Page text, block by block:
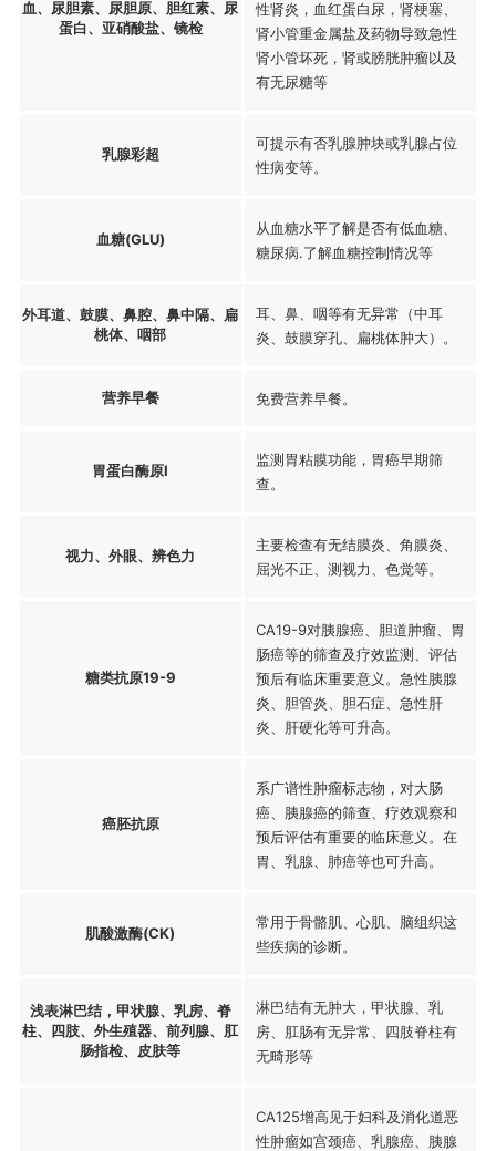
血、尿胆素、尿胆原、胆红素、尿
蛋白、亚硝酸盐、镜检
性肾炎，血红蛋白尿，肾梗塞、
肾小管重金属盐及药物导致急性
肾小管坏死，肾或膀胱肿瘤以及
有无尿糖等
乳腺彩超
可提示有否乳腺肿块或乳腺占位
性病变等。
血糖(GLU)
从血糖水平了解是否有低血糖、
糖尿病.了解血糖控制情况等
外耳道、鼓膜、鼻腔、鼻中隔、扁
桃体、咽部
耳、鼻、咽等有无异常（中耳
炎、鼓膜穿孔、扁桃体肿大）。
营养早餐 免费营养早餐。
胃蛋白酶原Ⅰ
监测胃粘膜功能，胃癌早期筛
查。
视力、外眼、辨色力
主要检查有无结膜炎、角膜炎、
屈光不正、测视力、色觉等。
糖类抗原19-9
CA19-9对胰腺癌、胆道肿瘤、胃
肠癌等的筛查及疗效监测、评估
预后有临床重要意义。急性胰腺
炎、胆管炎、胆石症、急性肝
炎、肝硬化等可升高。
癌胚抗原
系广谱性肿瘤标志物，对大肠
癌、胰腺癌的筛查、疗效观察和
预后评估有重要的临床意义。在
胃、乳腺、肺癌等也可升高。
肌酸激酶(CK)
常用于骨骼肌、心肌、脑组织这
些疾病的诊断。
浅表淋巴结，甲状腺、乳房、脊
柱、四肢、外生殖器、前列腺、肛
肠指检、皮肤等
淋巴结有无肿大，甲状腺、乳
房、肛肠有无异常、四肢脊柱有
无畸形等
CA125增高见于妇科及消化道恶
性肿瘤如宫颈癌、乳腺癌、胰腺